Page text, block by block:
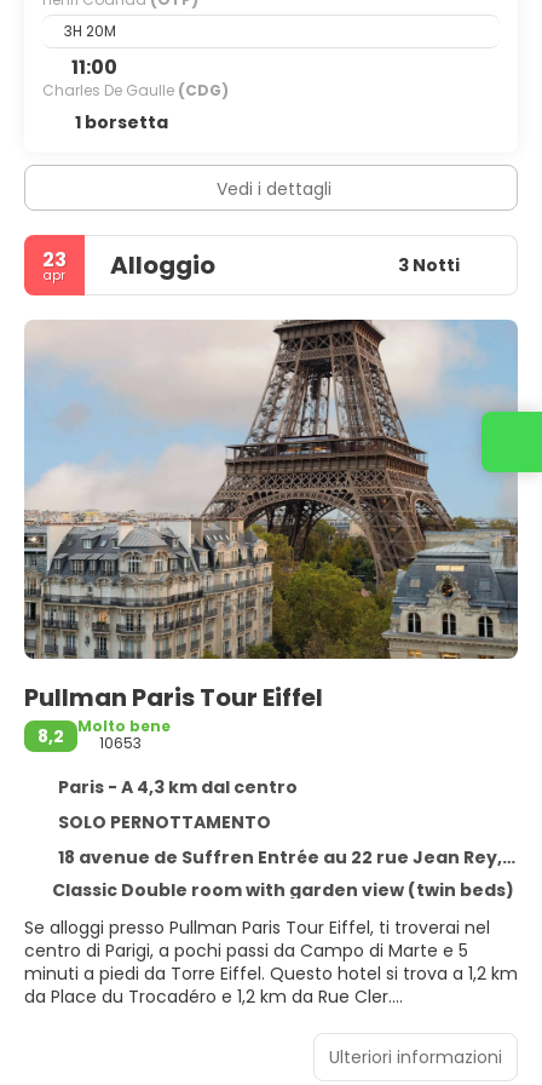
3H 20M
11:00
Charles De Gaulle (CDG)
1 borsetta
Vedi i dettagli
23
apr Alloggio 3 Notti
Pullman Paris Tour Eiffel
8,2
Molto bene
10653
Paris - A 4,3 km dal centro
SOLO PERNOTTAMENTO
18 avenue de Suffren Entrée au 22 rue Jean Rey, Paris 75015
Classic Double room with garden view (twin beds)
Se alloggi presso Pullman Paris Tour Eiffel, ti troverai nel
centro di Parigi, a pochi passi da Campo di Marte e 5
minuti a piedi da Torre Eiffel. Questo hotel si trova a 1,2 km
da Place du Trocadéro e 1,2 km da Rue Cler.
Avrai a disposizione molti servizi ricreativi, tra cui una
palestra aperta giorno e notte, nonché una terrazza e un
Ulteriori informazioni